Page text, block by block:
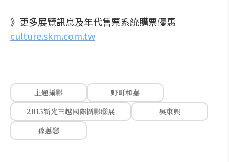
》更多展覽訊息及年代售票系統購票優惠
culture.skm.com.tw
主題攝影
野町和嘉
2015新光三越國際攝影聯展
吳東興
孫蕙戀